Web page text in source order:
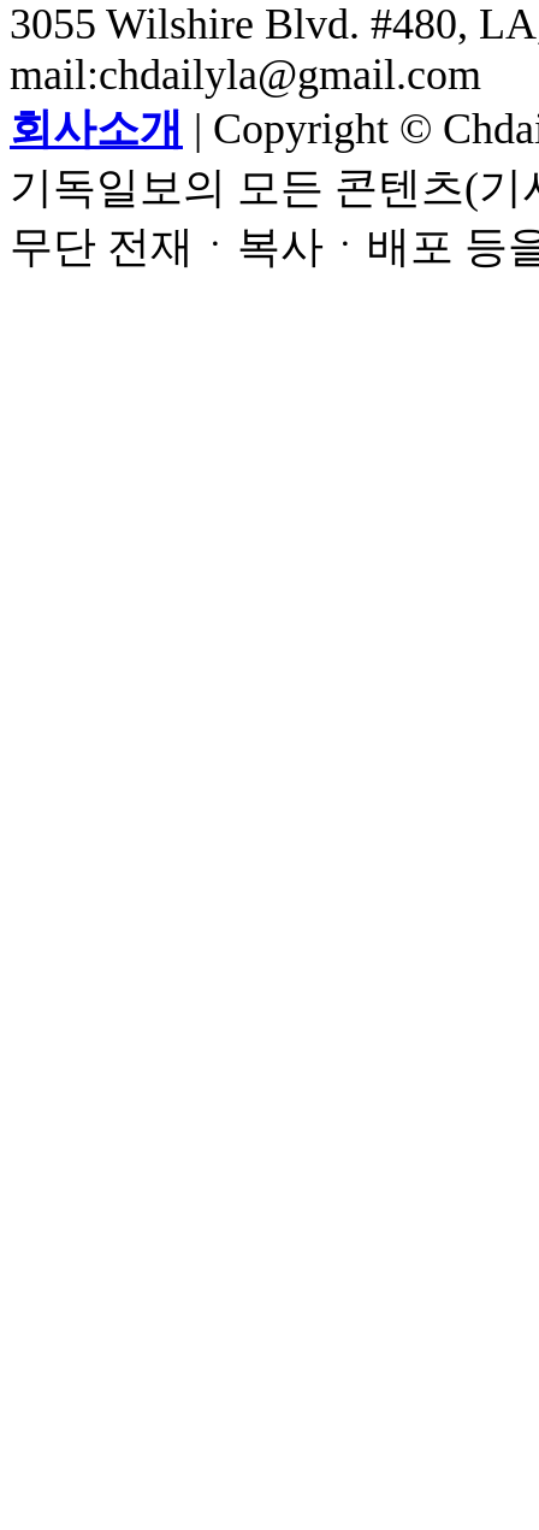
3055 Wilshire Blvd. #480,
mail:chdailyla@gmail.com
회사소개 | Copyright ©
기독일보의 모든 콘텐츠(
무단 전재ㆍ복사ㆍ배포 등